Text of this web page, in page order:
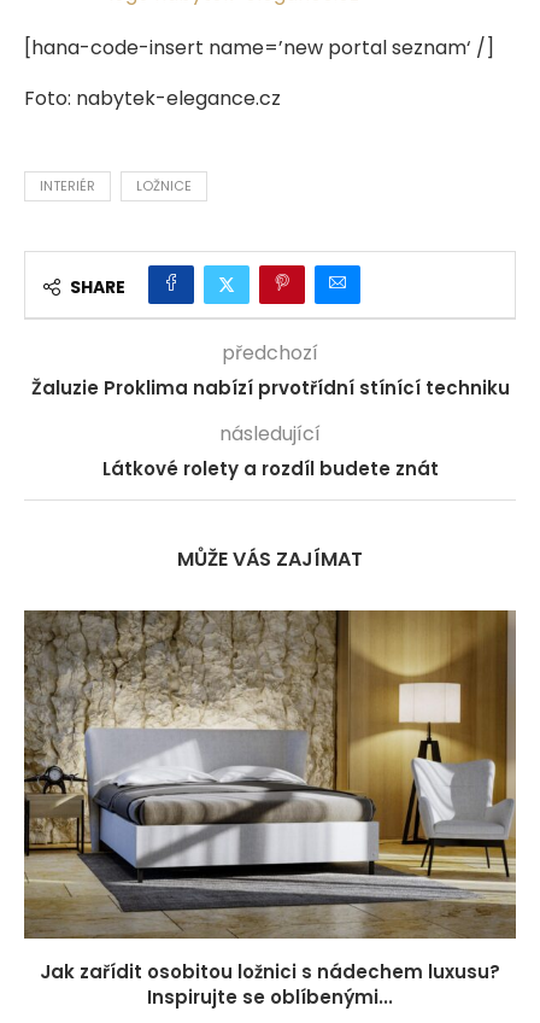
[hana-code-insert name=’new portal seznam‘ /]
Foto: nabytek-elegance.cz
INTERIÉR LOŽNICE
SHARE
předchozí
Žaluzie Proklima nabízí prvotřídní stínící techniku
následující
Látkové rolety a rozdíl budete znát
MŮŽE VÁS ZAJÍMAT
Jak zařídit osobitou ložnici s nádechem luxusu?
Inspirujte se oblíbenými...